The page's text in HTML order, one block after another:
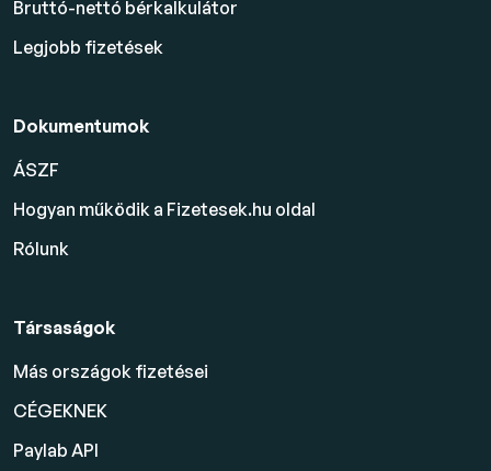
Bruttó-nettó bérkalkulátor
Legjobb fizetések
Dokumentumok
ÁSZF
Hogyan működik a Fizetesek.hu oldal
Rólunk
Társaságok
Más országok fizetései
CÉGEKNEK
Paylab API